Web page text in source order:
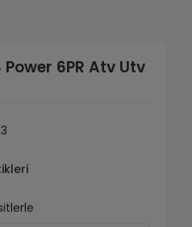
Power 6PR Atv Utv